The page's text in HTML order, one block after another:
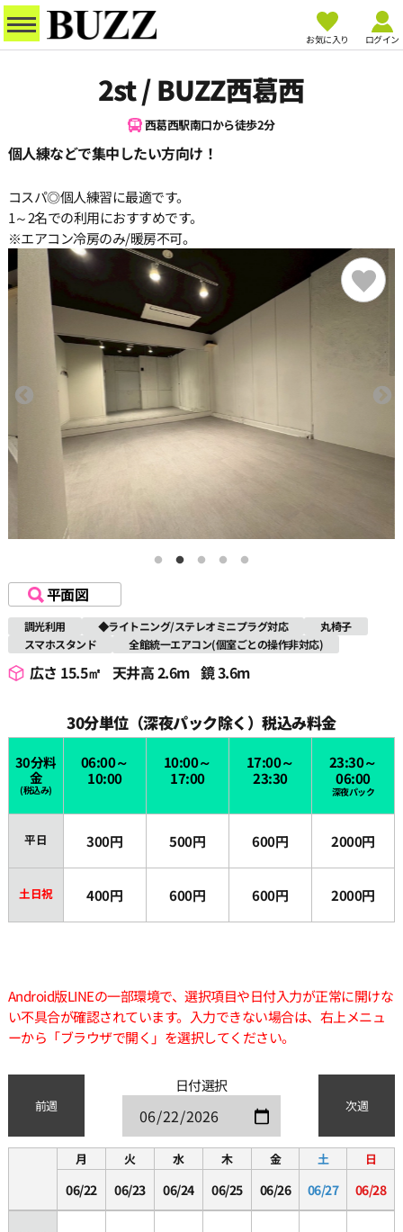
お気に入り ログイン
2st / BUZZ西葛西
西葛西駅南口から徒歩2分
個人練などで集中したい方向け！
コスパ◎個人練習に最適です。
1～2名での利用におすすめです。
※エアコン冷房のみ/暖房不可。
平面図
調光利用 ◆ライトニング/ステレオミニプラグ対応
丸椅子
スマホスタンド
全館統一エアコン(個室ごとの操作非対応)
広さ 15.5㎡ 天井高 2.6m 鏡 3.6m
30分単位（深夜パック除く）税込み料金
30分料
金
(税込み)
06:00～
10:00
10:00～
17:00
17:00～
23:30
23:30～
06:00
深夜パック
平日 300円 500円 600円 2000円
土日祝 400円 600円 600円 2000円
Android版LINEの一部環境で、選択項目や日付入力が正常に開けな
い不具合が確認されています。入力できない場合は、右上メニュ
ーから「ブラウザで開く」を選択してください。
前週
日付選択
次週
月
06/22
火
06/23
水
06/24
木
06/25
金
06/26
土
06/27
日
06/28